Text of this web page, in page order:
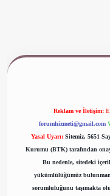
Reklam ve İletişim:
forumhizmeti@gmail.com
Yasal Uyarı: Sitemiz, 5651
Kurumu (BTK) tarafından
Bu nedenle, sitedeki
yükümlülüğümüz
sorumluluğunu taşımakta